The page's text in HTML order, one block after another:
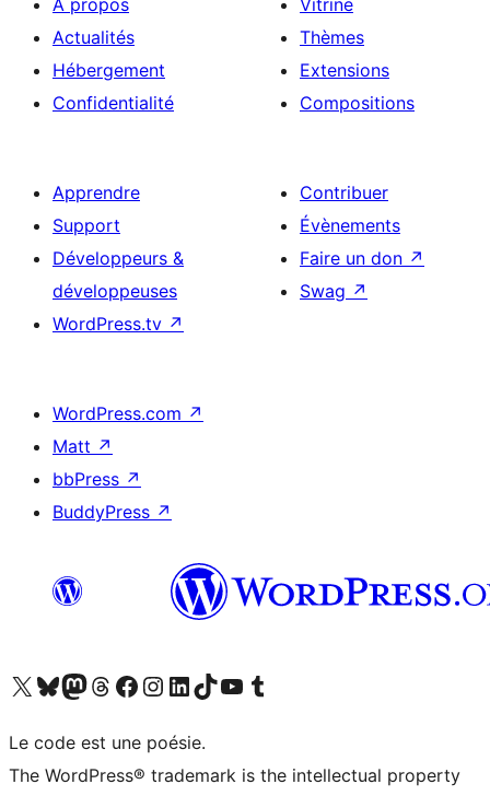
À propos
Actualités
Hébergement
Confidentialité
Vitrine
Thèmes
Extensions
Compositions
Apprendre
Support
Développeurs &
développeuses
WordPress.tv ↗
Contribuer
Évènements
Faire un don ↗
Swag ↗
WordPress.com ↗
Matt ↗
bbPress ↗
BuddyPress ↗
Visitez notre compte X (précédemment Twitter)
Visiter notre compte Bluesky
Visiter notre compte Mastodon
Visiter notre compte Threads
Consulter notre compte Facebook
Consulter notre compte Instagram
Consulter notre compte LinkedIn
Visiter notre compte TokTok
Visiter notre chaîne YouTube
Visiter notre compte Tumblr
Le code est une poésie.
The WordPress® trademark is the intellectual property